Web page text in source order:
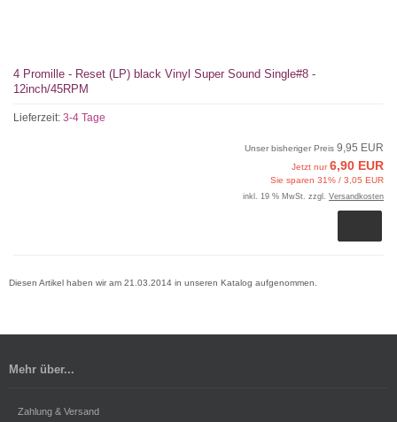
4 Promille - Reset (LP) black Vinyl Super Sound Single#8 -
12inch/45RPM
Lieferzeit: 3-4 Tage
Unser bisheriger Preis 9,95 EUR
Jetzt nur6,90 EUR
Sie sparen 31% / 3,05 EUR
inkl. 19 % MwSt. zzgl. Versandkosten
Diesen Artikel haben wir am 21.03.2014 in unseren Katalog aufgenommen.
Mehr über...
Zahlung & Versand